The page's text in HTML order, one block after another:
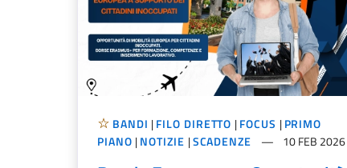
BANDI |FILO DIRETTO |FOCUS |PRIMO
PIANO |NOTIZIE |SCADENZE 10 FEB 2026